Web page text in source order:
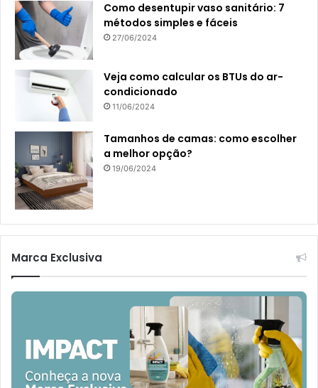
Como desentupir vaso sanitário: 7
métodos simples e fáceis
27/06/2024
Veja como calcular os BTUs do ar-
condicionado
11/06/2024
Tamanhos de camas: como escolher
a melhor opção?
19/06/2024
Marca Exclusiva